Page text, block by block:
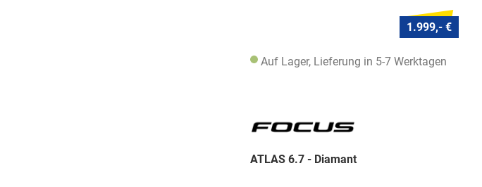
1.999,- €
Auf Lager, Lieferung in 5-7 Werktagen
ATLAS 6.7 - Diamant